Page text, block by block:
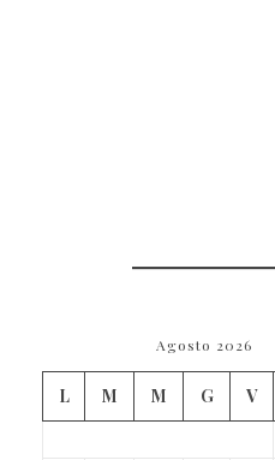
Agosto 2026
L M M G V